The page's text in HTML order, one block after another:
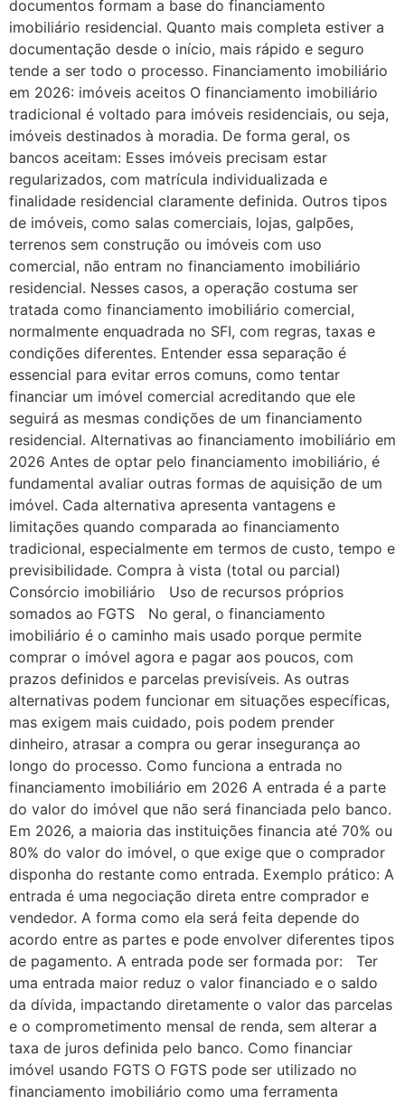
documentos formam a base do financiamento
imobiliário residencial. Quanto mais completa estiver a
documentação desde o início, mais rápido e seguro
tende a ser todo o processo. Financiamento imobiliário
em 2026: imóveis aceitos O financiamento imobiliário
tradicional é voltado para imóveis residenciais, ou seja,
imóveis destinados à moradia. De forma geral, os
bancos aceitam: Esses imóveis precisam estar
regularizados, com matrícula individualizada e
finalidade residencial claramente definida. Outros tipos
de imóveis, como salas comerciais, lojas, galpões,
terrenos sem construção ou imóveis com uso
comercial, não entram no financiamento imobiliário
residencial. Nesses casos, a operação costuma ser
tratada como financiamento imobiliário comercial,
normalmente enquadrada no SFI, com regras, taxas e
condições diferentes. Entender essa separação é
essencial para evitar erros comuns, como tentar
financiar um imóvel comercial acreditando que ele
seguirá as mesmas condições de um financiamento
residencial. Alternativas ao financiamento imobiliário em
2026 Antes de optar pelo financiamento imobiliário, é
fundamental avaliar outras formas de aquisição de um
imóvel. Cada alternativa apresenta vantagens e
limitações quando comparada ao financiamento
tradicional, especialmente em termos de custo, tempo e
previsibilidade. Compra à vista (total ou parcial)
Consórcio imobiliário Uso de recursos próprios
somados ao FGTS No geral, o financiamento
imobiliário é o caminho mais usado porque permite
comprar o imóvel agora e pagar aos poucos, com
prazos definidos e parcelas previsíveis. As outras
alternativas podem funcionar em situações específicas,
mas exigem mais cuidado, pois podem prender
dinheiro, atrasar a compra ou gerar insegurança ao
longo do processo. Como funciona a entrada no
financiamento imobiliário em 2026 A entrada é a parte
do valor do imóvel que não será financiada pelo banco.
Em 2026, a maioria das instituições financia até 70% ou
80% do valor do imóvel, o que exige que o comprador
disponha do restante como entrada. Exemplo prático: A
entrada é uma negociação direta entre comprador e
vendedor. A forma como ela será feita depende do
acordo entre as partes e pode envolver diferentes tipos
de pagamento. A entrada pode ser formada por: Ter
uma entrada maior reduz o valor financiado e o saldo
da dívida, impactando diretamente o valor das parcelas
e o comprometimento mensal de renda, sem alterar a
taxa de juros definida pelo banco. Como financiar
imóvel usando FGTS O FGTS pode ser utilizado no
financiamento imobiliário como uma ferramenta